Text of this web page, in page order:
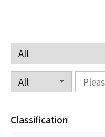
Classification